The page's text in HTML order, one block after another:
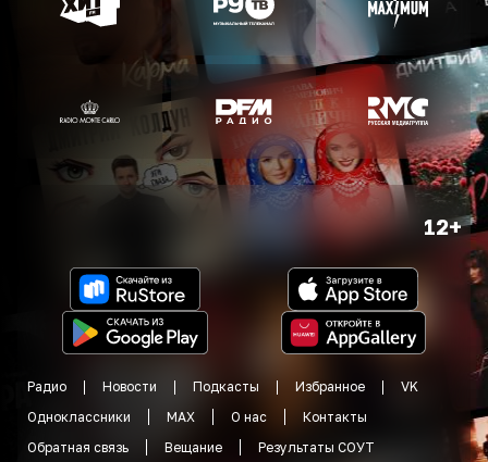
12+
Радио Новости Подкасты Избранное
VK
Одноклассники
MAX О нас
Контакты
Обратная связь
Вещание Результаты СОУТ